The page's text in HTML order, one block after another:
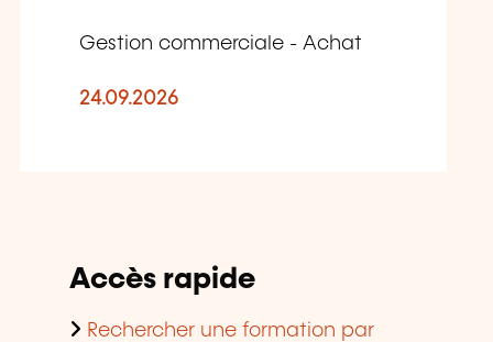
Gestion commerciale - Achat
24.09.2026
Accès rapide
Rechercher une formation par